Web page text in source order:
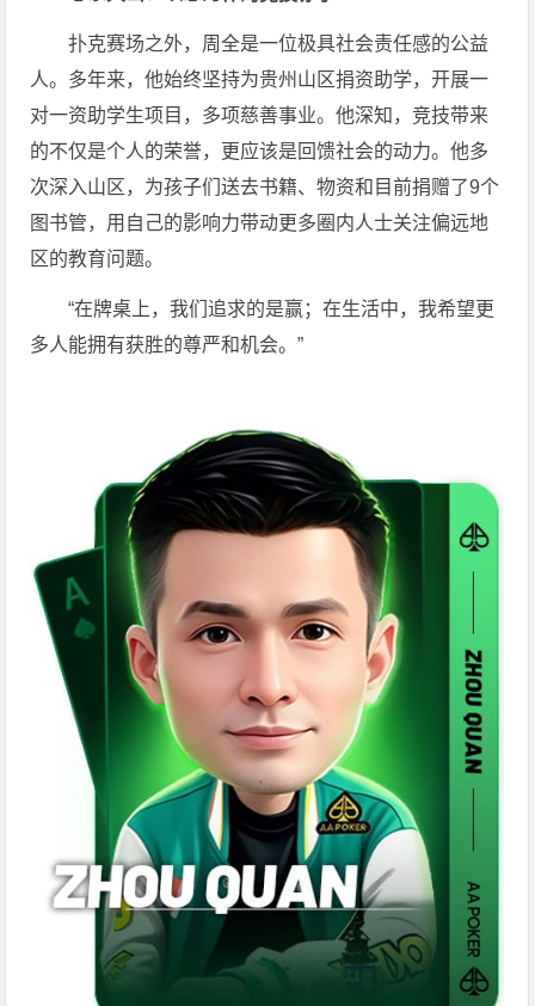
扑克赛场之外，周全是一位极具社会责任感的公益
人。多年来，他始终坚持为贵州山区捐资助学，开展一
对一资助学生项目，多项慈善事业。他深知，竞技带来
的不仅是个人的荣誉，更应该是回馈社会的动力。他多
次深入山区，为孩子们送去书籍、物资和目前捐赠了9个
图书管，用自己的影响力带动更多圈内人士关注偏远地
区的教育问题。
“在牌桌上，我们追求的是赢；在生活中，我希望更
多人能拥有获胜的尊严和机会。”